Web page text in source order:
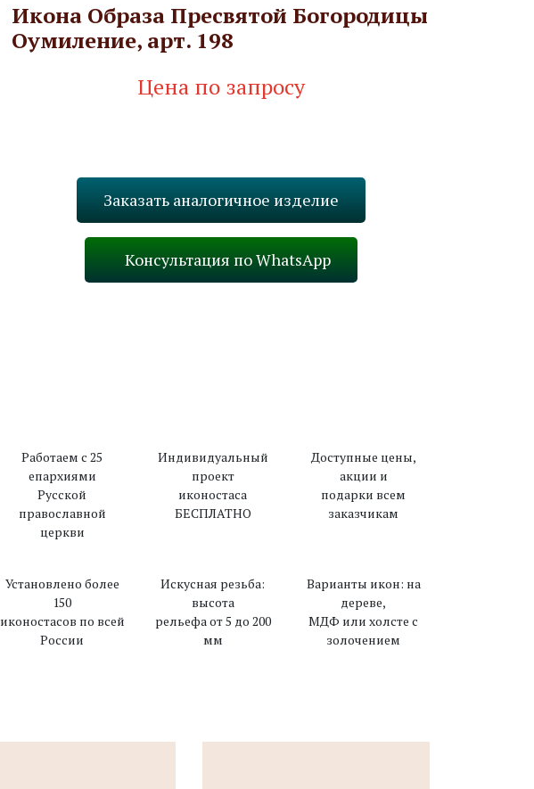
Икона Образа Пресвятой Богородицы
Оумиление, арт. 198
Цена по запросу
Заказать аналогичное изделие
Консультация по WhatsApp
Работаем с 25
епархиями
Русской
православной
церкви
Индивидуальный
проект
иконостаса
БЕСПЛАТНО
Доступные цены,
акции и
подарки всем
заказчикам
Установлено более
150
иконостасов по всей
России
Искусная резьба:
высота
рельефа от 5 до 200
мм
Варианты икон: на
дереве,
МДФ или холсте с
золочением